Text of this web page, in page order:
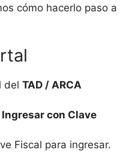
cómo hacerlo paso a
del TAD / ARCA
Ingresar con Clave
Fiscal para ingresar.